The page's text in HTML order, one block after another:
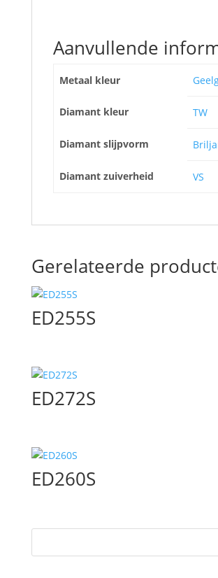
Aanvullende
Metaal kleur
Diamant kleur TW
Diamant slijpvorm
Diamant zuiverheid VS
Gerelateerde
ED255S
ED272S
ED260S